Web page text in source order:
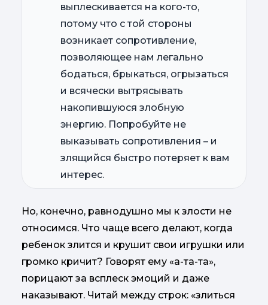
выплескивается на кого-то,
потому что с той стороны
возникает сопротивление,
позволяющее нам легально
бодаться, брыкаться, огрызаться
и всячески вытрясывать
накопившуюся злобную
энергию. Попробуйте не
выказывать сопротивления – и
злящийся быстро потеряет к вам
интерес.
Но, конечно, равнодушно мы к злости не
относимся. Что чаще всего делают, когда
ребенок злится и крушит свои игрушки или
громко кричит? Говорят ему «а-та-та»,
порицают за всплеск эмоций и даже
наказывают. Читай между строк: «злиться